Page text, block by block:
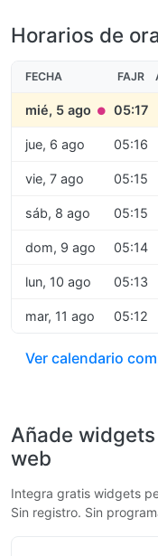
Horarios de
FECHA FAJR
mié, 5 ago ● 05:17
jue, 6 ago 05:16
vie, 7 ago 05:15
sáb, 8 ago 05:15
dom, 9 ago 05:14
lun, 10 ago 05:13
mar, 11 ago 05:12
Ver calendario
Añade
web
Integra gratis widgets
Sin registro. Sin